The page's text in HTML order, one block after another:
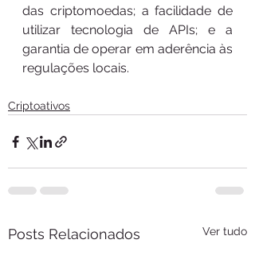
das criptomoedas; a facilidade de
utilizar tecnologia de APIs; e a
garantia de operar em aderência às
regulações locais.
Criptoativos
Posts Relacionados Ver tudo